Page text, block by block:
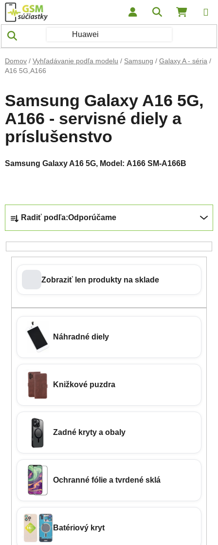
Prejsť na obsah Hľadať
Domov / Vyhľadávanie podľa modelu / Samsung / Galaxy A - séria /
A16 5G,A166
Samsung Galaxy A16 5G,
A166 - servisné diely a
príslušenstvo
Samsung Galaxy A16 5G, Model: A166 SM-A166B
Radiť podľa:Odporúčame
Zobraziť len produkty na sklade
Náhradné diely
Knižkové puzdra
Zadné kryty a obaly
Ochranné fólie a tvrdené sklá
Batériový kryt